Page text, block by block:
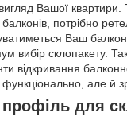
Вашої
потрібно
Ваш балкон
вибір склопакету.
відкривання
функціонально, але й
для